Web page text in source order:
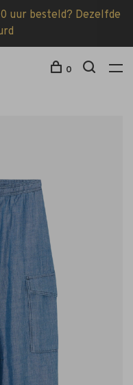
uur besteld? Dezelfde
0